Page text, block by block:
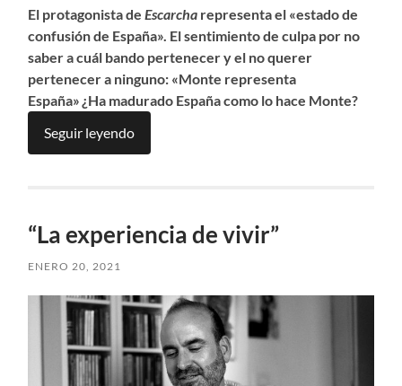
El protagonista de Escarcha representa el «estado de
confusión de España». El sentimiento de culpa por no
saber a cuál bando pertenecer y el no querer
pertenecer a ninguno: «Monte representa
España» ¿Ha madurado España como lo hace Monte?
Seguir leyendo
“La experiencia de vivir”
ENERO 20, 2021